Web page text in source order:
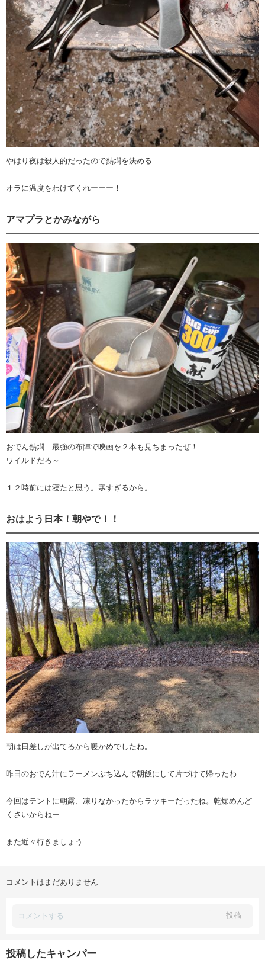
やはり夜は殺人的だったので熱燗を決める
オラに温度をわけてくれーーー！
アマプラとかみながら
おでん熱燗 最強の布陣で映画を２本も見ちまったぜ！
ワイルドだろ～
１２時前には寝たと思う。寒すぎるから。
おはよう日本！朝やで！！
朝は日差しが出てるから暖かめでしたね。
昨日のおでん汁にラーメンぶち込んで朝飯にして片づけて帰ったわ
今回はテントに朝露、凍りなかったからラッキーだったね。乾燥めんど
くさいからねー
また近々行きましょう
コメントはまだありません
投稿
投稿したキャンパー